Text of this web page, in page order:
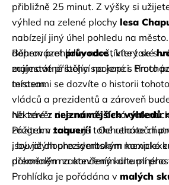
přibližně 25 minut. Z výšky si
výhled na zelené plochy lesa
nabízejí jiný úhel pohledu na město.
doprovázetprůvodce , který se s
zajímavé příběhy spojené s tímto
místem.
Během prohlídky navštívíte také
majestátně stojící na kopci.
terasami se dozvíte o historii
vládců a prezidentů a zároveň
některé z nejznámějších výhledů
Program zahrnuje také relaxační
, bývalým prezidentským
přeměněn na otevřený kulturní
Na závěr dne na vás čeká
zážitek v taqueríi . Ochutnáte
jsou již dlouho symbolem mexické
dokonalým zakončením dne plného
Prohlídka je pořádána v malých